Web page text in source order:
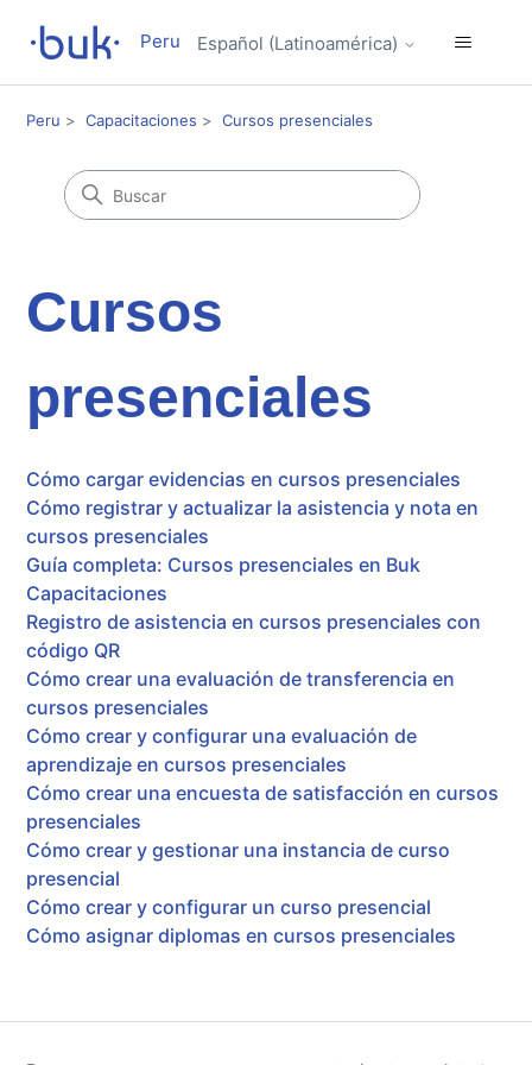
Peru Español (Latinoamérica)
Peru Capacitaciones Cursos presenciales
Cursos
presenciales
Cómo cargar evidencias en cursos presenciales
Cómo registrar y actualizar la asistencia y nota en
cursos presenciales
Guía completa: Cursos presenciales en Buk
Capacitaciones
Registro de asistencia en cursos presenciales con
código QR
Cómo crear una evaluación de transferencia en
cursos presenciales
Cómo crear y configurar una evaluación de
aprendizaje en cursos presenciales
Cómo crear una encuesta de satisfacción en cursos
presenciales
Cómo crear y gestionar una instancia de curso
presencial
Cómo crear y configurar un curso presencial
Cómo asignar diplomas en cursos presenciales